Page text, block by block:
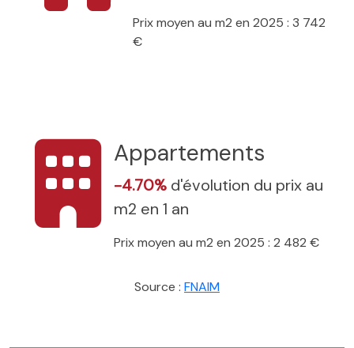
Prix moyen au m2 en 2025 : 3 742
€
Appartements
-4.70% d'évolution du prix au
m2 en 1 an
Prix moyen au m2 en 2025 : 2 482 €
Source : FNAIM